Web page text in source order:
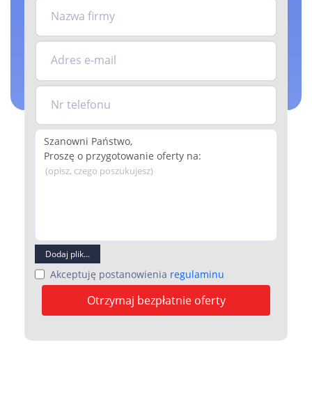
Nazwa firmy
Adres e-mail
Nr telefonu
(opisz, czego poszukujesz)
Dodaj plik...
Akceptuję postanowienia regulaminu
Otrzymaj bezpłatnie oferty